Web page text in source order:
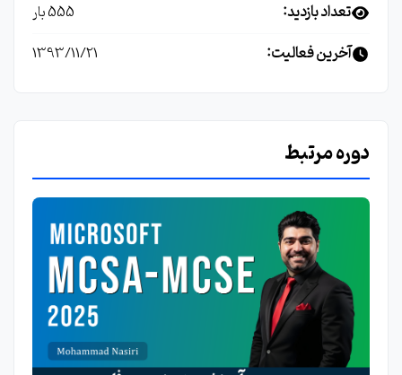
تعداد بازدید: 555 بار
آخرین فعالیت: 1393/11/21
دوره مرتبط